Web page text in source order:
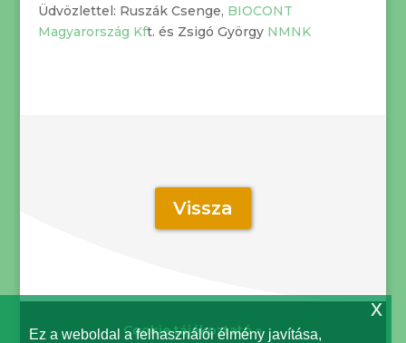
Ez a weboldal a felhasználói élmény javítása,
x
Üdvözlettel: Ruszák Csenge, BIOCONT
Magyarország Kft. és Zsigó György NMNK
Vissza
Cookie tájékoztató »